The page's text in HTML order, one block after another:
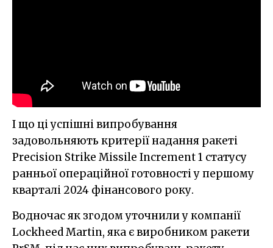
І що ці успішні випробування
задовольняють критерії надання ракеті
Precision Strike Missile Increment 1 статусу
ранньої операційної готовності у першому
кварталі 2024 фінансового року.
Водночас як згодом уточнили у компанії
Lockheed Martin, яка є виробником ракети